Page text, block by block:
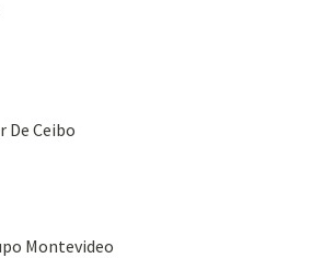
De Ceibo
Montevideo